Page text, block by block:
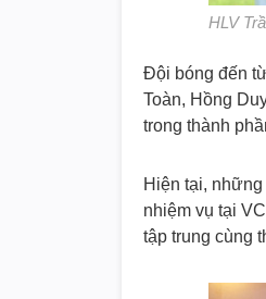
HLV
Đội bóng đến
Toàn, Hồng
trong thành
Hiện tại,
nhiệm vụ tại
tập trung cùng